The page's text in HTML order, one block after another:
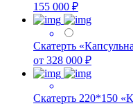
155 000 ₽
Скатерть
от 328 000 ₽
Скатерть 220*150